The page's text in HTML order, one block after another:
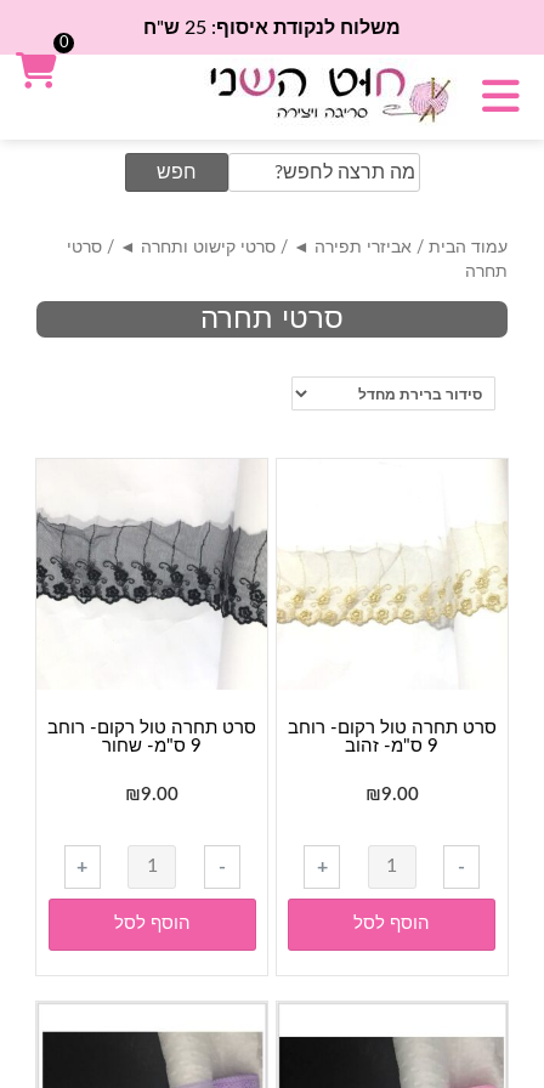
משלוח לנקודת איסוף: 25 ש"ח
Search
for:
עמוד הבית / אביזרי תפירה ◄ / סרטי קישוט ותחרה ◄ / סרטי
תחרה
סרטי תחרה
סרט תחרה טול רקום- רוחב
9 ס"מ- זהוב
₪9.00
-
+
הוסף לסל
סרט תחרה טול רקום- רוחב
9 ס"מ- שחור
₪9.00
-
כמות
של
סרט
תחרה
טול
רקום-
רוחב
+
הוסף לסל
0